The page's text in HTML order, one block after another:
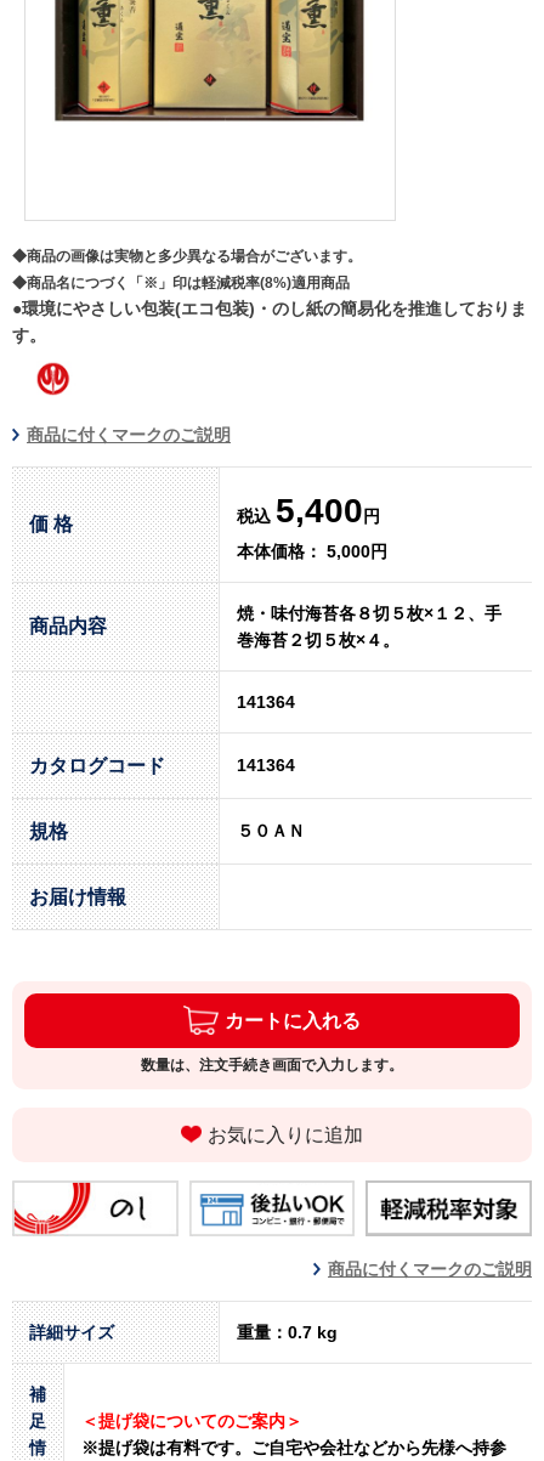
◆商品の画像は実物と多少異なる場合がございます。
◆商品名につづく「※」印は軽減税率(8%)適用商品
●環境にやさしい包装(エコ包装)・のし紙の簡易化を推進しておりま
す。
商品に付くマークのご説明
価 格 税込 5,400 円
本体価格： 5,000円
商品内容
焼・味付海苔各８切５枚×１２、手
巻海苔２切５枚×４。
141364
カタログコード 141364
規格 ５０ＡＮ
お届け情報
カートに入れる
数量は、注文手続き画面で入力します。
お気に入りに追加
商品に付くマークのご説明
詳細サイズ 重量：0.7 kg
補
足
情
＜提げ袋についてのご案内＞
※提げ袋は有料です。 ご自宅や会社などから先様へ持参